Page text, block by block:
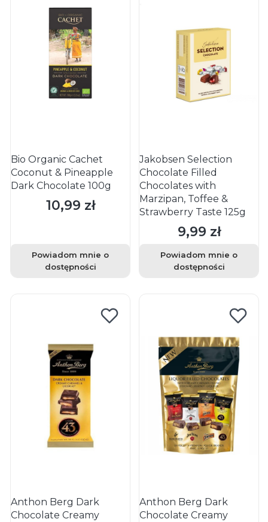
Bio Organic Cachet
Coconut & Pineapple
Dark Chocolate 100g
Cena
10,99 zł
Powiadom mnie o
dostępności
Jakobsen Selection
Chocolate Filled
Chocolates with
Marzipan, Toffee &
Strawberry Taste 125g
Cena
9,99 zł
Powiadom mnie o
dostępności
Anthon Berg Dark
Chocolate Creamy
Anthon Berg Dark
Chocolate Creamy